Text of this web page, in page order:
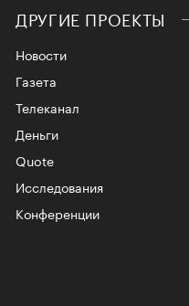
ДРУГИЕ ПРОЕКТЫ
Новости
Газета
Телеканал
Деньги
Quote
Исследования
Конференции